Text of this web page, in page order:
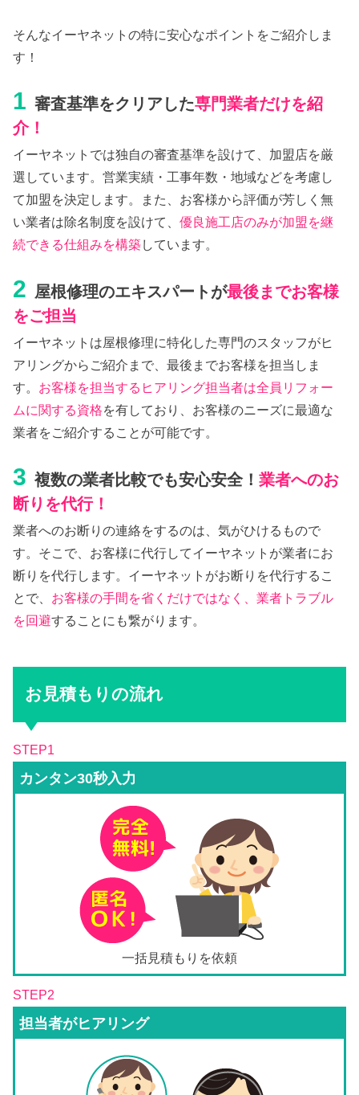
そんなイーヤネットの特に安心なポイントをご紹介しま
す！
1 審査基準をクリアした専門業者だけを紹
介！
イーヤネットでは独自の審査基準を設けて、加盟店を厳
選しています。営業実績・工事年数・地域などを考慮し
て加盟を決定します。また、お客様から評価が芳しく無
い業者は除名制度を設けて、優良施工店のみが加盟を継
続できる仕組みを構築しています。
2 屋根修理のエキスパートが最後までお客様
をご担当
イーヤネットは屋根修理に特化した専門のスタッフがヒ
アリングからご紹介まで、最後までお客様を担当しま
す。 お客様を担当するヒアリング担当者は全員リフォー
ムに関する資格を有しており、お客様のニーズに最適な
業者をご紹介することが可能です。
3 複数の業者比較でも安心安全！業者へのお
断りを代行！
業者へのお断りの連絡をするのは、気がひけるもので
す。そこで、お客様に代行してイーヤネットが業者にお
断りを代行します。イーヤネットがお断りを代行するこ
とで、 お客様の手間を省くだけではなく、業者トラブル
を回避することにも繋がります。
お見積もりの流れ
STEP1
カンタン30秒入力
一括見積もりを依頼
STEP2
担当者がヒアリング